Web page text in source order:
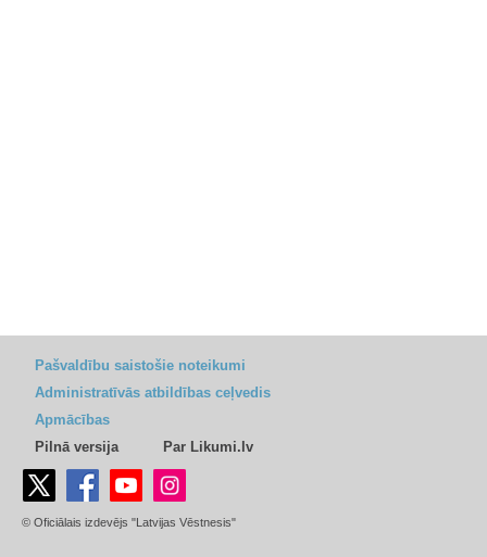
Pašvaldību saistošie noteikumi
Administratīvās atbildības ceļvedis
Apmācības
Pilnā versija
Par Likumi.lv
© Oficiālais izdevējs "Latvijas Vēstnesis"